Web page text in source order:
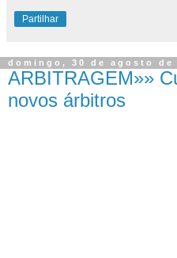
Partilhar
domingo, 30 de agosto de
ARBITRAGEM»»
novos árbitros